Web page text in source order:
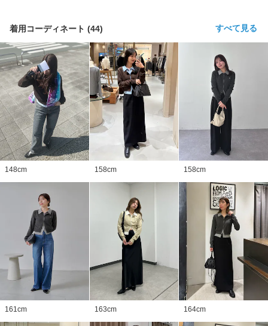
着用コーディネート (44) すべて見る
148cm 158cm 158cm
161cm 163cm 164cm